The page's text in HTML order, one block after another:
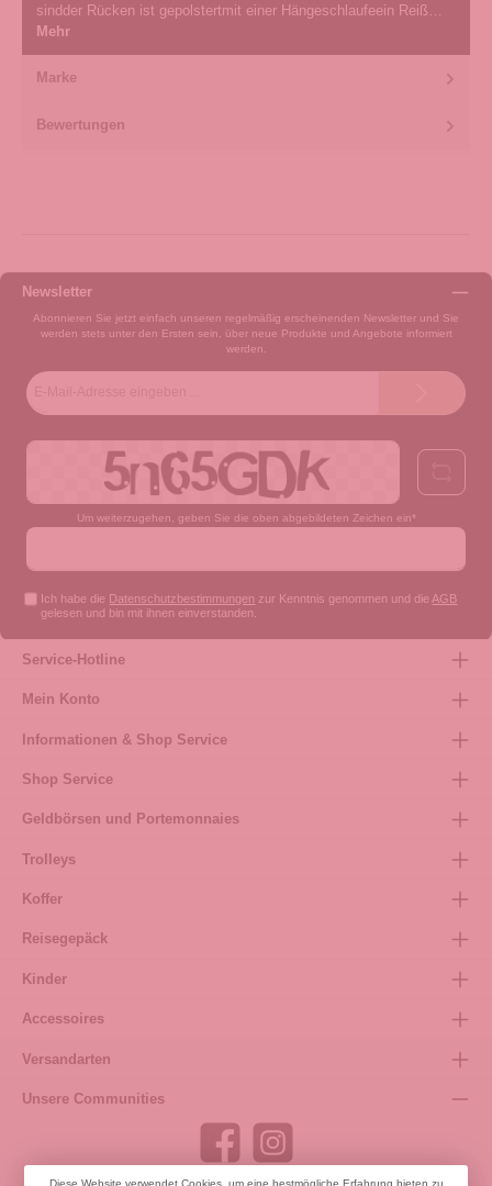
sindder Rücken ist gepolstertmit einer Hängeschlaufeein Reiß…
Mehr
Marke
Bewertungen
Newsletter
Abonnieren Sie jetzt einfach unseren regelmäßig erscheinenden Newsletter und Sie
werden stets unter den Ersten sein, über neue Produkte und Angebote informiert
werden.
Um weiterzugehen, geben Sie die oben abgebildeten Zeichen ein*
Ich habe die Datenschutzbestimmungen zur Kenntnis genommen und die AGB
gelesen und bin mit ihnen einverstanden.
Service-Hotline
Mein Konto
Informationen & Shop Service
Shop Service
Geldbörsen und Portemonnaies
Trolleys
Koffer
Reisegepäck
Kinder
Accessoires
Versandarten
Unsere Communities
Diese Website verwendet Cookies, um eine bestmögliche Erfahrung bieten zu